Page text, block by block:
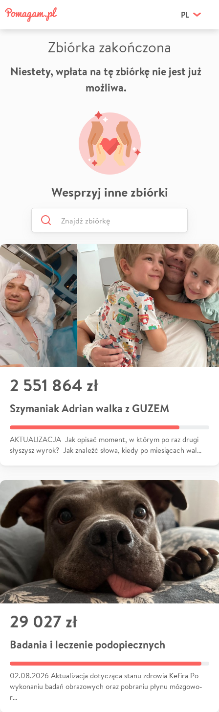
PL
Zbiórka zakończona
Niestety, wpłata na tę zbiórkę nie jest już
możliwa.
Wesprzyj inne zbiórki
2 551 864 zł
Szymaniak Adrian walka z GUZEM
AKTUALIZACJA Jak opisać moment, w którym po raz drugi
słyszysz wyrok? Jak znaleźć słowa, kiedy po miesiącach wal…
29 027 zł
Badania i leczenie podopiecznych
02.08.2026 Aktualizacja dotycząca stanu zdrowia Kefira Po
wykonaniu badań obrazowych oraz pobraniu płynu mózgowo-
r…